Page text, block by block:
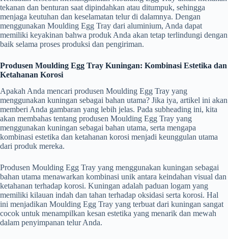
tekanan dan benturan saat dipindahkan atau ditumpuk, sehingga
menjaga keutuhan dan keselamatan telur di dalamnya. Dengan
menggunakan Moulding Egg Tray dari aluminium, Anda dapat
memiliki keyakinan bahwa produk Anda akan tetap terlindungi dengan
baik selama proses produksi dan pengiriman.
Produsen Moulding Egg Tray Kuningan: Kombinasi Estetika dan
Ketahanan Korosi
Apakah Anda mencari produsen Moulding Egg Tray yang
menggunakan kuningan sebagai bahan utama? Jika iya, artikel ini akan
memberi Anda gambaran yang lebih jelas. Pada subheading ini, kita
akan membahas tentang produsen Moulding Egg Tray yang
menggunakan kuningan sebagai bahan utama, serta mengapa
kombinasi estetika dan ketahanan korosi menjadi keunggulan utama
dari produk mereka.
Produsen Moulding Egg Tray yang menggunakan kuningan sebagai
bahan utama menawarkan kombinasi unik antara keindahan visual dan
ketahanan terhadap korosi. Kuningan adalah paduan logam yang
memiliki kilauan indah dan tahan terhadap oksidasi serta korosi. Hal
ini menjadikan Moulding Egg Tray yang terbuat dari kuningan sangat
cocok untuk menampilkan kesan estetika yang menarik dan mewah
dalam penyimpanan telur Anda.